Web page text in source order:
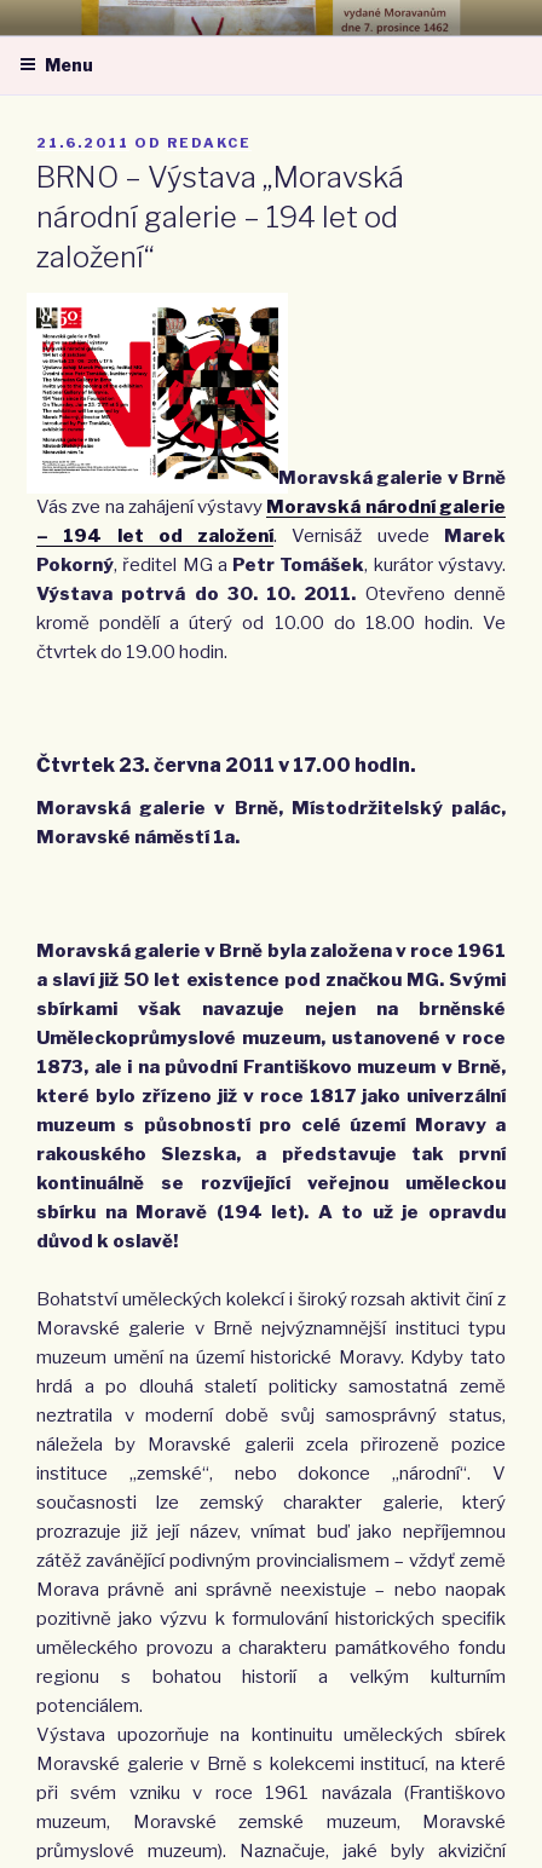
Přejít
k
obsahu
MORAVSKÁ NÁRODNÍ OBEC –
ZA MORAVU
Menu
PUBLIKOVÁNO
21.6.2011 OD REDAKCE
BRNO – Výstava „Moravská
národní galerie – 194 let od
založení“
Moravská galerie v Brně
Vás zve na zahájení výstavy Moravská národní galerie
– 194 let od založení. Vernisáž uvede Marek
Pokorný, ředitel MG a Petr Tomášek, kurátor výstavy.
Výstava potrvá do 30. 10. 2011. Otevřeno denně
kromě pondělí a úterý od 10.00 do 18.00 hodin. Ve
čtvrtek do 19.00 hodin.
Čtvrtek 23. června 2011 v 17.00 hodin.
Moravská galerie v Brně, Místodržitelský palác,
Moravské náměstí 1a.
Moravská galerie v Brně byla založena v roce 1961
a slaví již 50 let existence pod značkou MG. Svými
sbírkami však navazuje nejen na brněnské
Uměleckoprůmyslové muzeum, ustanovené v roce
1873, ale i na původní Františkovo muzeum v Brně,
které bylo zřízeno již v roce 1817 jako univerzální
muzeum s působností pro celé území Moravy a
rakouského Slezska, a představuje tak první
kontinuálně se rozvíjející veřejnou uměleckou
sbírku na Moravě (194 let). A to už je opravdu
důvod k oslavě!
Bohatství uměleckých kolekcí i široký rozsah aktivit činí z
Moravské galerie v Brně nejvýznamnější instituci typu
muzeum umění na území historické Moravy. Kdyby tato
hrdá a po dlouhá staletí politicky samostatná země
neztratila v moderní době svůj samosprávný status,
náležela by Moravské galerii zcela přirozeně pozice
instituce „zemské“, nebo dokonce „národní“. V
současnosti lze zemský charakter galerie, který
prozrazuje již její název, vnímat buď jako nepříjemnou
zátěž zavánějící podivným provincialismem – vždyť země
Morava právně ani správně neexistuje – nebo naopak
pozitivně jako výzvu k formulování historických speciﬁk
uměleckého provozu a charakteru památkového fondu
regionu s bohatou historií a velkým kulturním
potenciálem.
Výstava upozorňuje na kontinuitu uměleckých sbírek
Moravské galerie v Brně s kolekcemi institucí, na které
při svém vzniku v roce 1961 navázala (Františkovo
muzeum, Moravské zemské muzeum, Moravské
průmyslové muzeum). Naznačuje, jaké byly akviziční